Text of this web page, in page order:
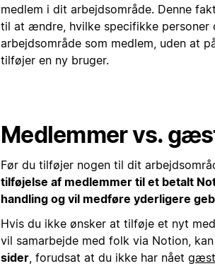
medlem i dit arbejdsområde. Denne
til at ændre, hvilke specifikke
arbejdsområde som medlem, uden at
tilføjer en ny bruger.
Medlemmer vs.
Før du tilføjer nogen til dit
tilføjelse af medlemmer til et betalt
handling og vil medføre yderligere
Hvis du ikke ønsker at tilføje et nyt
vil samarbejde med folk via Notion,
sider , forudsat at du ikke har nået